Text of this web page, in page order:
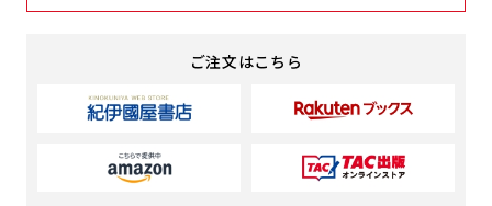
ご注文はこちら